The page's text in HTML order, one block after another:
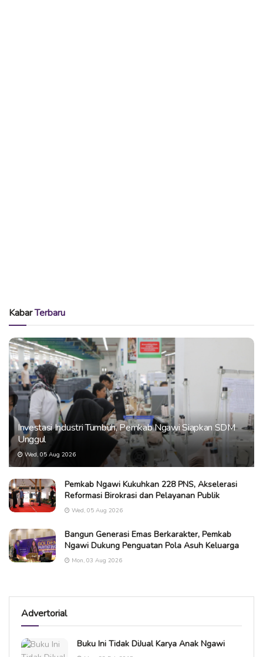
KabarTerbaru
Investasi Industri Tumbuh, Pemkab Ngawi Siapkan SDM
Unggul
Wed, 05 Aug 2026
Pemkab Ngawi Kukuhkan 228 PNS, Akselerasi
Reformasi Birokrasi dan Pelayanan Publik
Wed, 05 Aug 2026
Bangun Generasi Emas Berkarakter, Pemkab
Ngawi Dukung Penguatan Pola Asuh Keluarga
Mon, 03 Aug 2026
Advertorial
Buku Ini Tidak DiJual Karya Anak Ngawi